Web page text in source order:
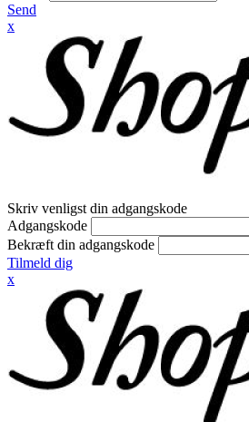
Send
x
Skriv venligst din adgangskode
Adgangskode
Bekræft din adgangskode
Tilmeld dig
x